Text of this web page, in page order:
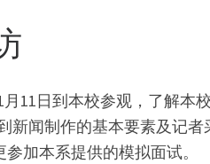
11日到本校参观，了解本
新闻制作的基本要素及记
加本系提供的模拟面试。